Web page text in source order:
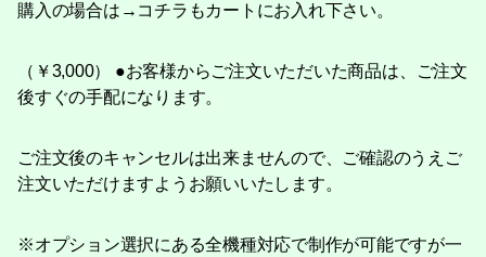
購入の場合は→コチラもカートにお入れ下さい。
（￥3,000） ●お客様からご注文いただいた商品は、ご注文
後すぐの手配になります。
ご注文後のキャンセルは出来ませんので、ご確認のうえご
注文いただけますようお願いいたします。
※オプション選択にある全機種対応で制作が可能ですが一